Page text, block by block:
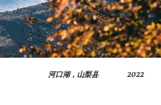
河口湖，山梨县 2022